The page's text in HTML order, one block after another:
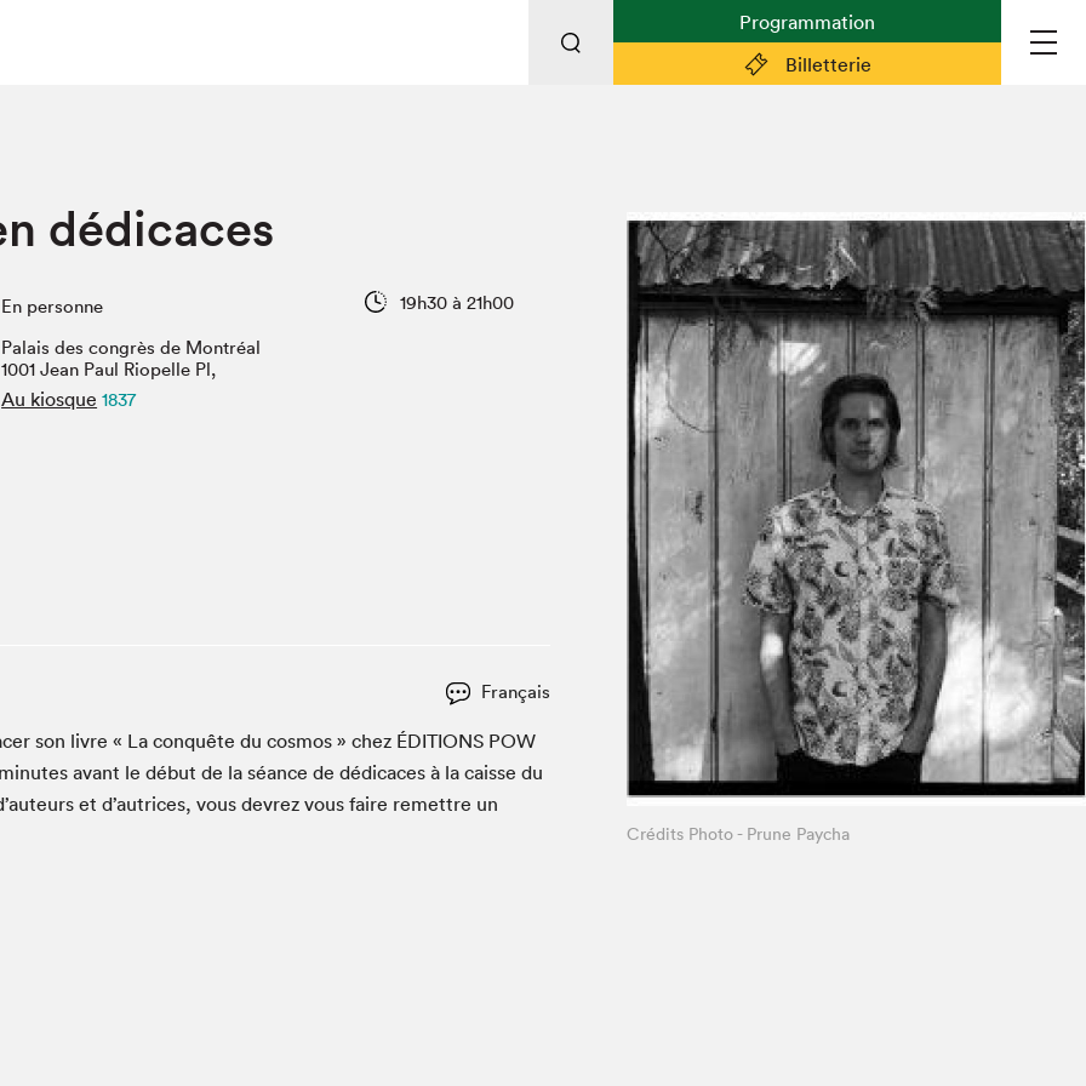
Billetterie
Programmation
Salon
Traiteur
des
À propos
harcèlement
Vitrine du Festival littéraire international Metropolis
bleu
La lecture en cadeau
Plan du Salon
Planifier sa visite (prix d'entrée,
horaire, info pratiques)
Billetterie: achetez vos billets!
FAQ visiteur·euse·s
Espace professionnel·le·s
Espace enseignant·e·s
Espace médias
Devenir bénévole
Espace exposant·e·s
Le Salon dans la ville, espace
organisateur⋅rice
> SLM Pro
dédicaces
En personne
19h30 à 21h00
Palais des congrès de Montréal
1001 Jean Paul Riopelle Pl,
Au kiosque 1837
Français
son livre « La con­quête du cos­mos » chez ÉDI­TIONS POW
min­utes avant le début de la séance de dédi­caces à la caisse du
et d’autrices, vous devrez vous faire remet­tre un
Crédits Photo - Prune Paycha